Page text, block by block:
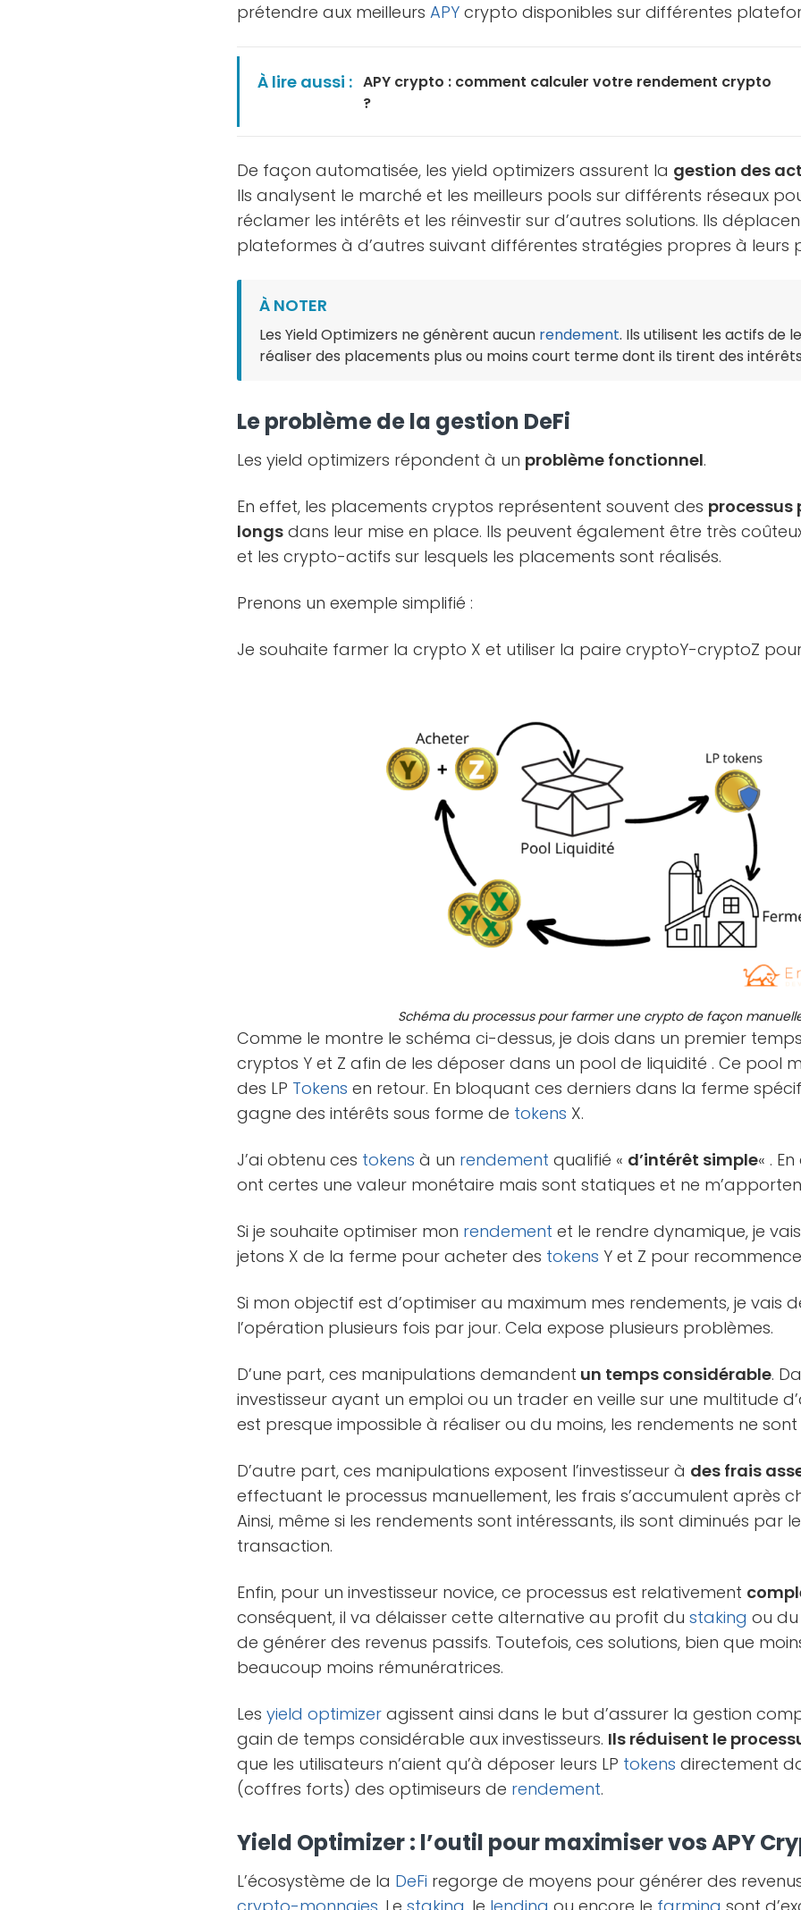
prétendre aux meilleursAPY crypto disponibles sur différentes
À lire aussi : APY crypto : comment calculer votre rendement crypto
?
De façon automatisée, les yield optimizers assurent la gestion des
Ils analysent le marché et les meilleurs pools sur différents réseaux
réclamer les intérêts et les réinvestir sur d’autres solutions. Ils
plateformes à d’autres suivant différentes stratégies propres à leurs
À NOTER
Les Yield Optimizers ne génèrent aucun rendement. Ils utilisent les actifs de
réaliser des placements plus ou moins court terme dont ils tirent des
Le problème de la gestion DeFi
Les yield optimizers répondent à un problème fonctionnel.
En effet, les placements cryptos représentent souvent des processus
longs dans leur mise en place. Ils peuvent également être très
et les crypto-actifs sur lesquels les placements sont réalisés.
Prenons un exemple simplifié :
Je souhaite farmer la crypto X et utiliser la paire cryptoY-cryptoZ
Schéma du processus pour farmer une crypto de façon
Comme le montre le schéma ci-dessus, je dois dans un premier
cryptos Y et Z afin de les déposer dans un pool de liquidité . Ce pool
des LP Tokens en retour. En bloquant ces derniers dans la ferme
gagne des intérêts sous forme de tokens X.
J’ai obtenu ces tokens à un rendement qualifié « d’intérêt simple« .
ont certes une valeur monétaire mais sont statiques et ne
Si je souhaite optimiser mon rendement et le rendre dynamique, je
jetons X de la ferme pour acheter des tokens Y et Z pour
Si mon objectif est d’optimiser au maximum mes rendements, je vais
l’opération plusieurs fois par jour. Cela expose plusieurs problèmes.
D’une part, ces manipulations demandent un temps considérable.
investisseur ayant un emploi ou un trader en veille sur une multitude
est presque impossible à réaliser ou du moins, les rendements ne sont
D’autre part, ces manipulations exposent l’investisseur à des frais
effectuant le processus manuellement, les frais s’accumulent après
Ainsi, même si les rendements sont intéressants, ils sont diminués par
transaction.
Enfin, pour un investisseur novice, ce processus est relativement
conséquent, il va délaisser cette alternative au profit dustaking ou du
de générer des revenus passifs. Toutefois, ces solutions, bien que
beaucoup moins rémunératrices.
Lesyield optimizer agissent ainsi dans le but d’assurer la gestion
gain de temps considérable aux investisseurs. Ils réduisent le
que les utilisateurs n’aient qu’à déposer leurs LP tokens directement
(coffres forts) des optimiseurs de rendement.
Yield Optimizer : l’outil pour maximiser vos APY
L’écosystème de la DeFi regorge de moyens pour générer des